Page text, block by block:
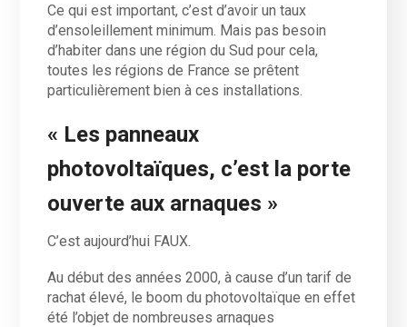
Ce qui est important, c’est d’avoir un taux
d’ensoleillement minimum. Mais pas besoin
d’habiter dans une région du Sud pour cela,
toutes les régions de France se prêtent
particulièrement bien à ces installations.
« Les panneaux
photovoltaïques, c’est la porte
ouverte aux arnaques »
C’est aujourd’hui FAUX.
Au début des années 2000, à cause d’un tarif de
rachat élevé, le boom du photovoltaïque en effet
été l’objet de nombreuses arnaques